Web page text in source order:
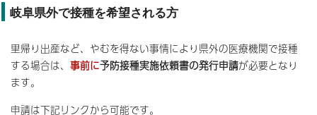
岐阜県外で接種を希望される方
里帰り出産など、やむを得ない事情により県外の医療機関で接種
する場合は、 事前に予防接種実施依頼書の発行申請が必要となり
ます。
申請は下記リンクから可能です。